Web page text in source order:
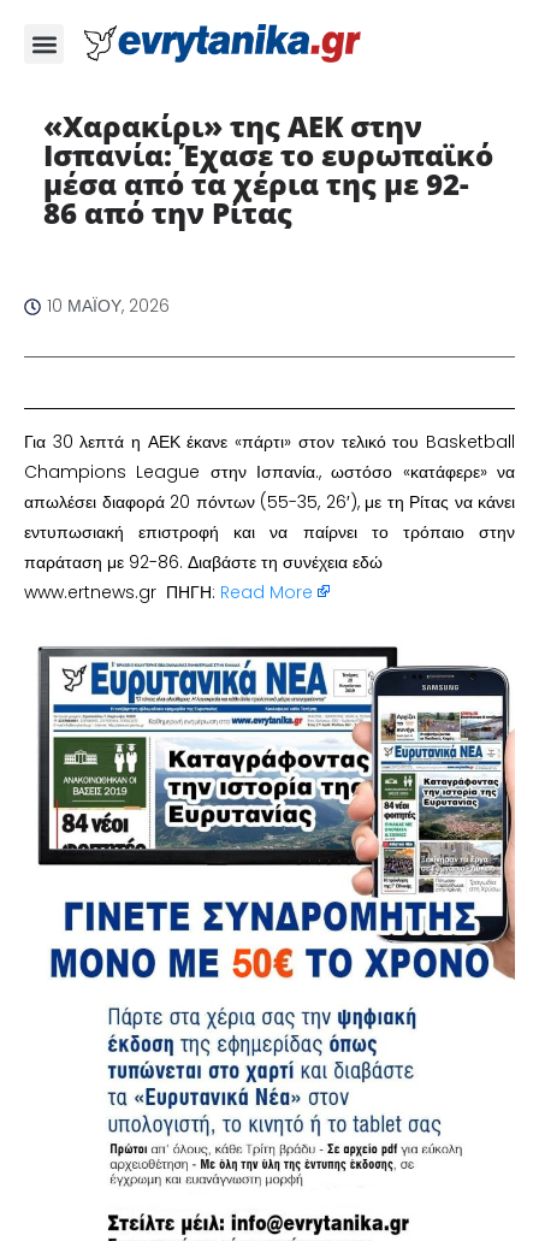
«Χαρακίρι» της ΑΕΚ στην
Ισπανία: Έχασε το ευρωπαϊκό
μέσα από τα χέρια της με 92-
86 από την Ρίτας ​
10 ΜΑΪ́ΟΥ, 2026
​Για 30 λεπτά η ΑΕΚ έκανε «πάρτι» στον τελικό του Basketball
Champions League στην Ισπανία., ωστόσο «κατάφερε» να
απωλέσει διαφορά 20 πόντων (55-35, 26′), με τη Ρίτας να κάνει
εντυπωσιακή επιστροφή και να παίρνει το τρόπαιο στην
παράταση με 92-86. Διαβάστε τη συνέχεια εδώ
www.ertnews.gr ΠΗΓΗ: Read More